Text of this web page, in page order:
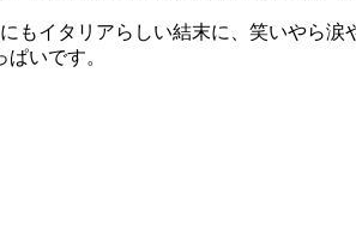
イタリアらしい結末に、笑いやら
いです。